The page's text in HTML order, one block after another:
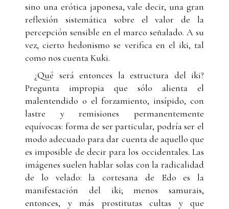
sino una erótica japonesa, vale decir, una gran
reflexión sistemática sobre el valor de la
percepción sensible en el marco señalado. A su
vez, cierto hedonismo se verifica en el iki, tal
como nos cuenta Kuki.
¿Qué será entonces la estructura del iki?
Pregunta impropia que sólo alienta el
malentendido o el forzamiento, insípido, con
lastre y remisiones permanentemente
equívocas: forma de ser particular, podría ser el
modo adecuado para dar cuenta de aquello que
es imposible de decir para los occidentales. Las
imágenes suelen hablar solas con la radicalidad
de lo velado: la cortesana de Edo es la
manifestación del iki; menos samurais,
entonces, y más prostitutas cultas y que